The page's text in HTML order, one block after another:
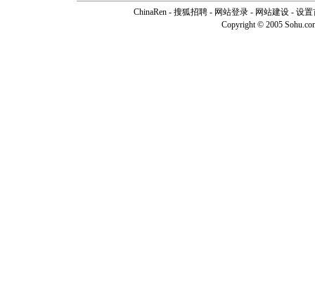
ChinaRen - 搜狐招聘 - 网站登录 - 网站建设 - 设置
Copyright © 2005